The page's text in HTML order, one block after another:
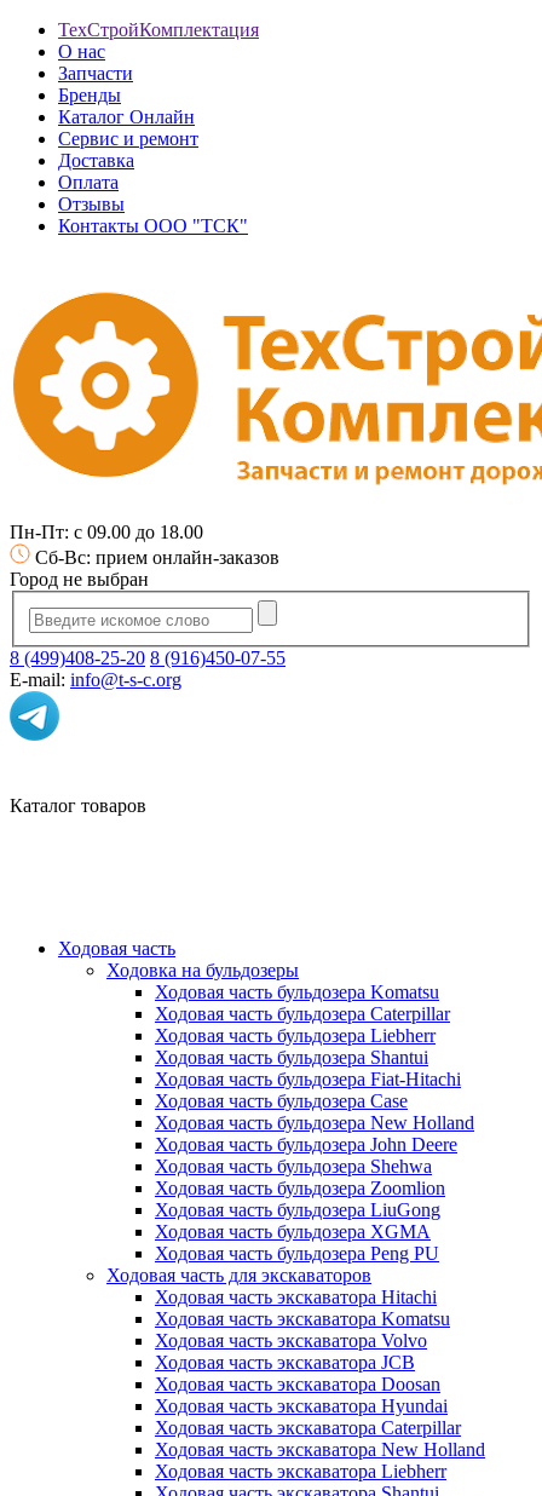
ТехСтройКомплектация
О нас
Запчасти
Бренды
Каталог Онлайн
Сервис и ремонт
Доставка
Оплата
Отзывы
Контакты ООО "ТСК"
Пн-Пт: с 09.00 до 18.00
Сб-Вс: прием онлайн-заказов
Город не выбран
8 (499)408-25-20 8 (916)450-07-55
E-mail: info@t-s-c.org
Каталог товаров
Ходовая часть
Ходовка на бульдозеры
Ходовая часть бульдозера Komatsu
Ходовая часть бульдозера Caterpillar
Ходовая часть бульдозера Liebherr
Ходовая часть бульдозера Shantui
Ходовая часть бульдозера Fiat-Hitachi
Ходовая часть бульдозера Case
Ходовая часть бульдозера New Holland
Ходовая часть бульдозера John Deere
Ходовая часть бульдозера Shehwa
Ходовая часть бульдозера Zoomlion
Ходовая часть бульдозера LiuGong
Ходовая часть бульдозера XGMA
Ходовая часть бульдозера Peng PU
Ходовая часть для экскаваторов
Ходовая часть экскаватора Hitachi
Ходовая часть экскаватора Komatsu
Ходовая часть экскаватора Volvo
Ходовая часть экскаватора JCB
Ходовая часть экскаватора Doosan
Ходовая часть экскаватора Hyundai
Ходовая часть экскаватора Caterpillar
Ходовая часть экскаватора New Holland
Ходовая часть экскаватора Liebherr